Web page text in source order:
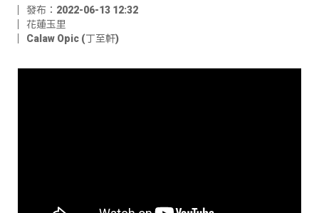
發布：2022-06-13 12:32
花蓮玉里
Calaw Opic (丁至軒)